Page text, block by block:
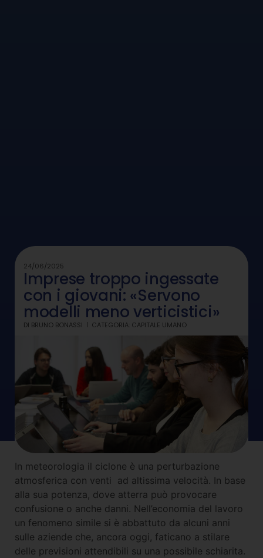
24/06/2025
Imprese troppo ingessate
con i giovani: «Servono
modelli meno verticistici»
DI BRUNO BONASSI CATEGORIA: CAPITALE UMANO
In meteorologia il ciclone è una perturbazione
atmosferica con venti ad altissima velocità. In base
alla sua potenza, dove atterra può provocare
confusione o anche danni. Nell’economia del lavoro
un fenomeno simile si è abbattuto da alcuni anni
sulle aziende che, ancora oggi, faticano a stilare
delle previsioni attendibili su una possibile schiarita.